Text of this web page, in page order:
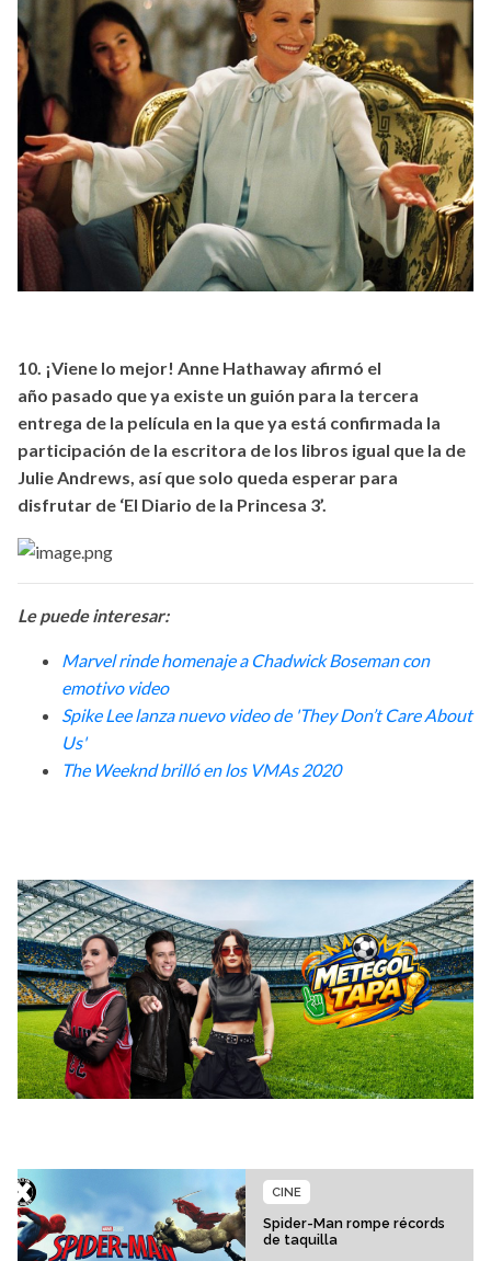
10. ¡Viene lo mejor! Anne Hathaway afirmó el
año pasado que ya existe un guión para la tercera
entrega de la película en la que ya está confirmada la
participación de la escritora de los libros igual que la de
Julie Andrews, así que solo queda esperar para
disfrutar de ‘El Diario de la Princesa 3’.
Le puede interesar:
Marvel rinde homenaje a Chadwick Boseman con
emotivo video
Spike Lee lanza nuevo video de 'They Don’t Care About
Us'
The Weeknd brilló en los VMAs 2020
Spider-Man rompe récords
de taquilla
CINE